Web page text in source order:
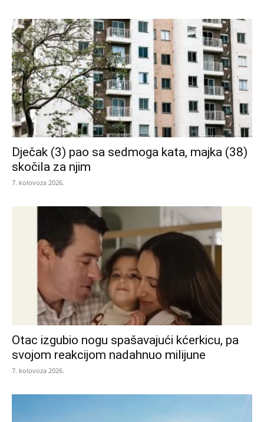
Dječak (3) pao sa sedmoga kata, majka (38)
skočila za njim
7. kolovoza 2026.
Otac izgubio nogu spašavajući kćerkicu, pa
svojom reakcijom nadahnuo milijune
7. kolovoza 2026.